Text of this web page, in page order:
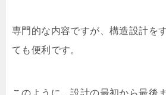
専門的な内容ですが、構造設計を
ても便利です。
このように、設計の最初から最後